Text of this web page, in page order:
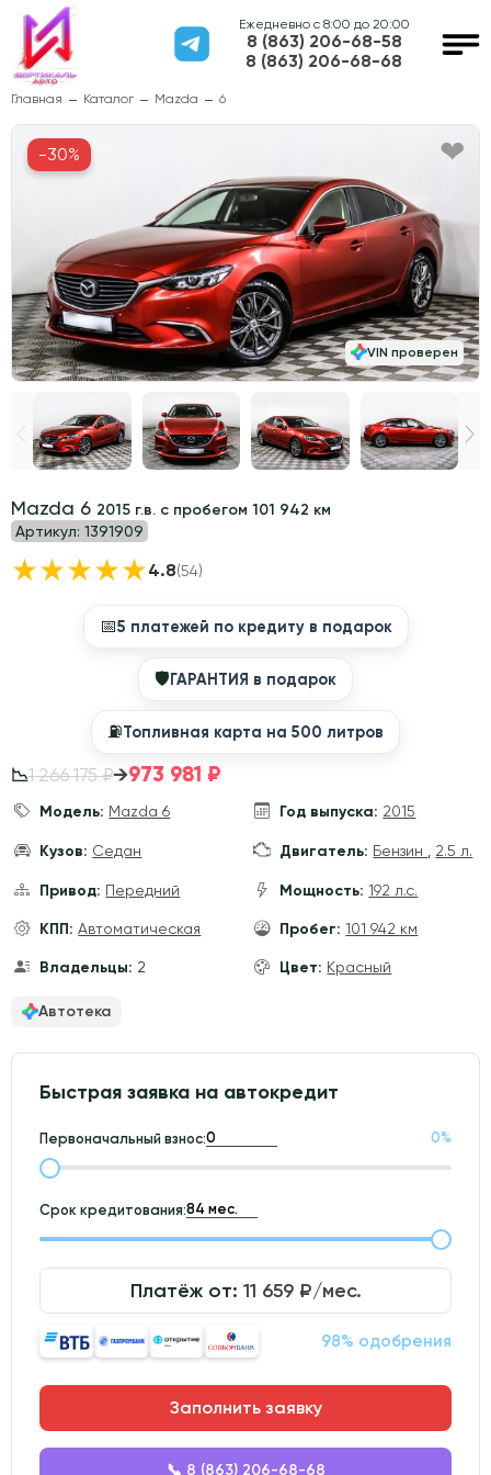
Ежедневно с 8:00 до 20:00
8 (863) 206-68-58
8 (863) 206-68-68
Главная Каталог Mazda 6
Mazda 6 2015 г.в. с пробегом 101 942 км
Артикул: 1391909
★★★★★4.8(54)
📅5 платежей по кредиту в подарок
🛡ГАРАНТИЯ в подарок
⛽️Топливная карта на 500 литров
📉1 266 175 ₽→973 981 ₽
Модель: Mazda 6 Год выпуска: 2015
Кузов: Седан Двигатель: Бензин 2.5 л.
Привод: Передний Мощность: 192 л.с.
КПП: Автоматическая Пробег: 101 942 км
Владельцы: 2 Цвет: Красный
Автотека
Быстрая заявка на автокредит
Первоначальный взнос: 0%
Срок кредитования:
Платёж от: 11 659₽/мес.
98% одобрения
Заполнить заявку
📞 8 (863) 206-68-68
VIN проверен
-30%